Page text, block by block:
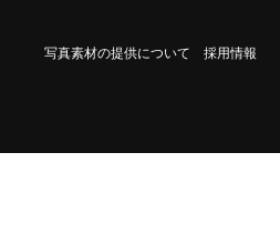
写真素材の提供について 採用情報